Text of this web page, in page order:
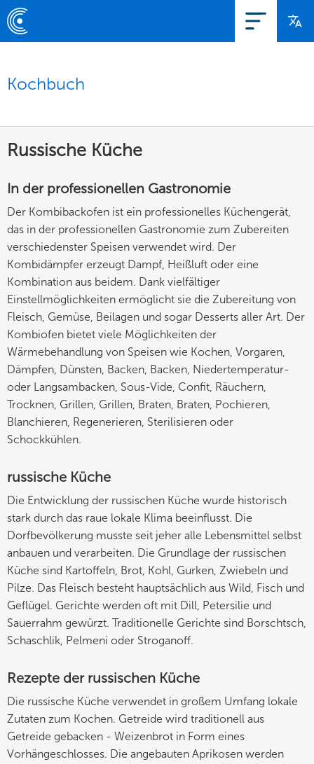
Kochbuch
Russische Küche
In der professionellen Gastronomie
Der Kombibackofen ist ein professionelles Küchengerät,
das in der professionellen Gastronomie zum Zubereiten
verschiedenster Speisen verwendet wird. Der
Kombidämpfer erzeugt Dampf, Heißluft oder eine
Kombination aus beidem. Dank vielfältiger
Einstellmöglichkeiten ermöglicht sie die Zubereitung von
Fleisch, Gemüse, Beilagen und sogar Desserts aller Art. Der
Kombiofen bietet viele Möglichkeiten der
Wärmebehandlung von Speisen wie Kochen, Vorgaren,
Dämpfen, Dünsten, Backen, Backen, Niedertemperatur-
oder Langsambacken, Sous-Vide, Confit, Räuchern,
Trocknen, Grillen, Grillen, Braten, Braten, Pochieren,
Blanchieren, Regenerieren, Sterilisieren oder
Schockkühlen.
russische Küche
Die Entwicklung der russischen Küche wurde historisch
stark durch das raue lokale Klima beeinflusst. Die
Dorfbevölkerung musste seit jeher alle Lebensmittel selbst
anbauen und verarbeiten. Die Grundlage der russischen
Küche sind Kartoffeln, Brot, Kohl, Gurken, Zwiebeln und
Pilze. Das Fleisch besteht hauptsächlich aus Wild, Fisch und
Geflügel. Gerichte werden oft mit Dill, Petersilie und
Sauerrahm gewürzt. Traditionelle Gerichte sind Borschtsch,
Schaschlik, Pelmeni oder Stroganoff.
Rezepte der russischen Küche
Die russische Küche verwendet in großem Umfang lokale
Zutaten zum Kochen. Getreide wird traditionell aus
Getreide gebacken - Weizenbrot in Form eines
Vorhängeschlosses. Die angebauten Aprikosen werden